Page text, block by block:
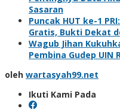
Sasaran
Puncak HUT ke-1
Gratis, Bukti Dekat
Wagub Jihan
Pembina Gudep UIN
oleh wartasyah99.net
Ikuti Kami Pada